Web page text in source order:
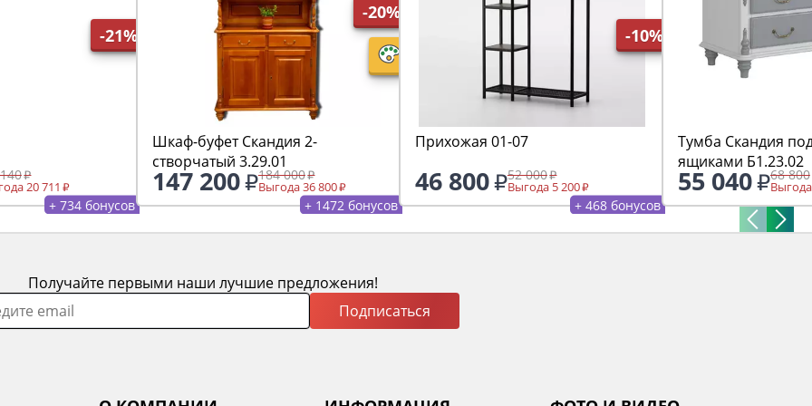
-21%
20 711
+ 734 бонусов
-20%
Шкаф-буфет Скандия 2-
створчатый 3.29.01
147 200 184 000
Выгода 36 800
+ 1472 бонусов
-10%
Прихожая 01-07
46 800 52 000
Выгода 5 200
+ 468 бонусов
Тумба Скандия
ящиками Б1.23.02
55 040 68 800
Получайте первыми наши лучшие предложения!
Подписаться